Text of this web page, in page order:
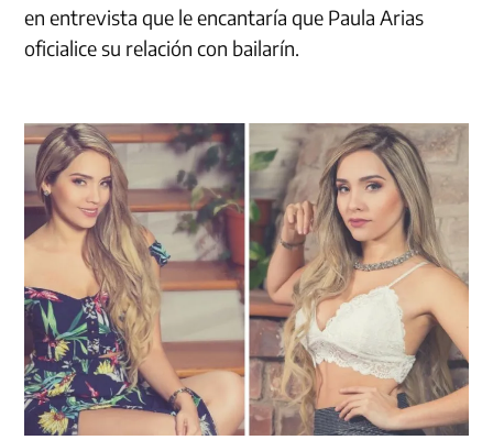
en entrevista que le encantaría que Paula Arias
oficialice su relación con bailarín.